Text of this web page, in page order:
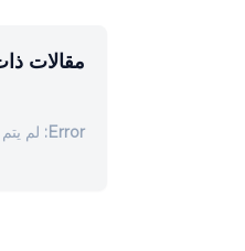
مقالات
Error: لم